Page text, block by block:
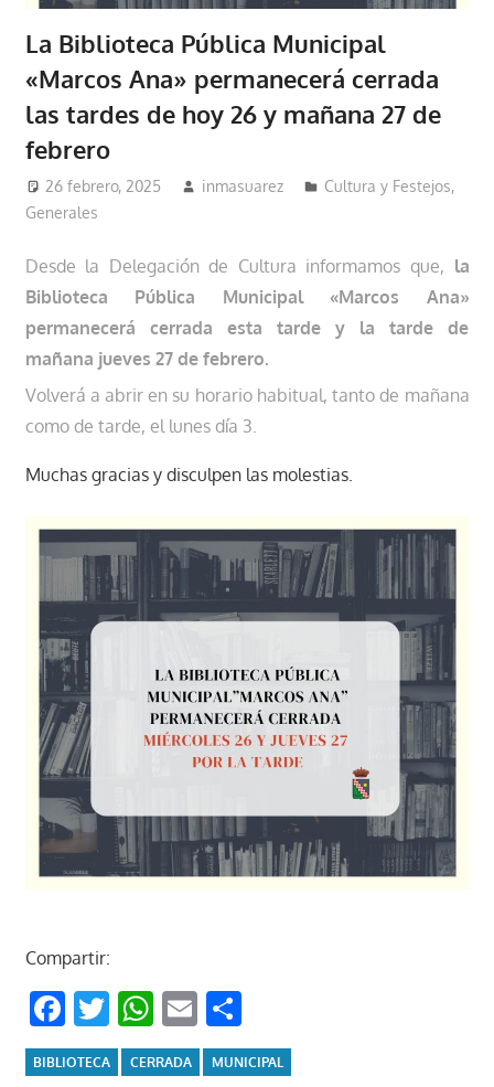
La Biblioteca Pública Municipal
«Marcos Ana» permanecerá cerrada
las tardes de hoy 26 y mañana 27 de
febrero
26 febrero, 2025 inmasuarez Cultura y Festejos,
Generales
Desde la Delegación de Cultura informamos que, la
Biblioteca Pública Municipal «Marcos Ana»
permanecerá cerrada esta tarde y la tarde de
mañana jueves 27 de febrero.
Volverá a abrir en su horario habitual, tanto de mañana
como de tarde, el lunes día 3.
Muchas gracias y disculpen las molestias.
Compartir:
Facebook
Twitter
WhatsApp
EmailCompartir
BIBLIOTECA CERRADA MUNICIPAL